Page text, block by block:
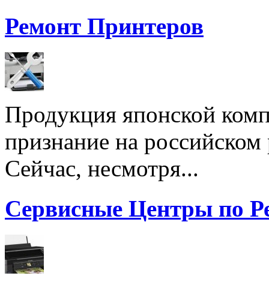
Ремонт Принтеров
Продукция японской
признание на
Сейчас, несмотря...
Сервисные Центры по